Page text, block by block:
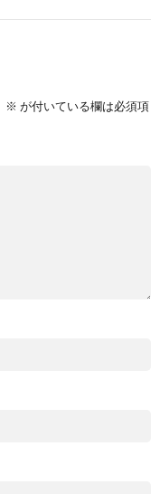
※ が付いている欄は必須項